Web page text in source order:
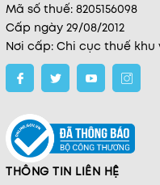
Mã số thuế: 8205156098
Cấp ngày 29/08/2012
Nơi cấp: Chi cục thuế khu
THÔNG TIN LIÊN HỆ